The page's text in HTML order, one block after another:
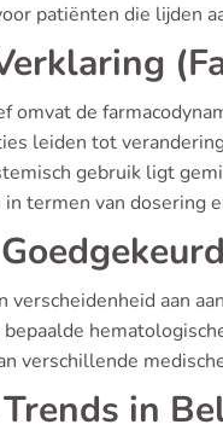
patiënten die lijden
omvat de
leiden tot
gebruik ligt
termen van dosering
verscheidenheid aan
verschillende
in